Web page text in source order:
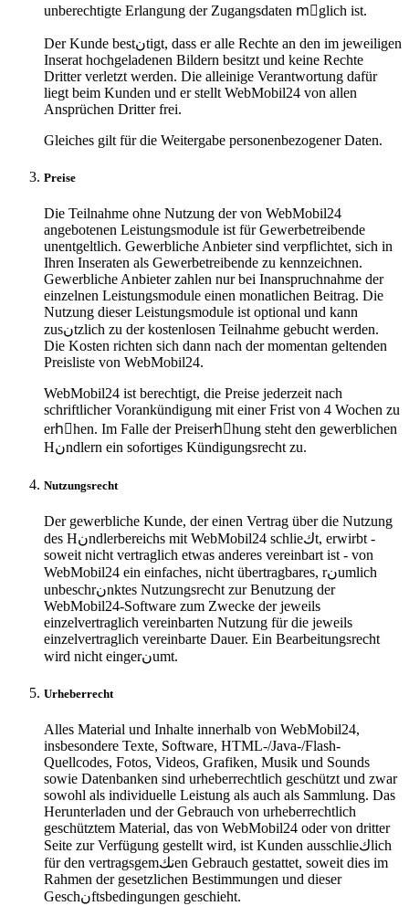
unberechtigte Erlangung der Zugangsdaten mِglich ist.
Der Kunde bestنtigt, dass er alle Rechte an den im jeweiligen
Inserat hochgeladenen Bildern besitzt und keine Rechte
Dritter verletzt werden. Die alleinige Verantwortung dafür
liegt beim Kunden und er stellt WebMobil24 von allen
Ansprüchen Dritter frei.
Gleiches gilt für die Weitergabe personenbezogener Daten.
Preise
Die Teilnahme ohne Nutzung der von WebMobil24
angebotenen Leistungsmodule ist für Gewerbetreibende
unentgeltlich. Gewerbliche Anbieter sind verpflichtet, sich in
Ihren Inseraten als Gewerbetreibende zu kennzeichnen.
Gewerbliche Anbieter zahlen nur bei Inanspruchnahme der
einzelnen Leistungsmodule einen monatlichen Beitrag. Die
Nutzung dieser Leistungsmodule ist optional und kann
zusنtzlich zu der kostenlosen Teilnahme gebucht werden.
Die Kosten richten sich dann nach der momentan geltenden
Preisliste von WebMobil24.
WebMobil24 ist berechtigt, die Preise jederzeit nach
schriftlicher Vorankündigung mit einer Frist von 4 Wochen zu
erhِhen. Im Falle der Preiserhِhung steht den gewerblichen
Hنndlern ein sofortiges Kündigungsrecht zu.
Nutzungsrecht
Der gewerbliche Kunde, der einen Vertrag über die Nutzung
des Hنndlerbereichs mit WebMobil24 schlieكt, erwirbt -
soweit nicht vertraglich etwas anderes vereinbart ist - von
WebMobil24 ein einfaches, nicht übertragbares, rنumlich
unbeschrنnktes Nutzungsrecht zur Benutzung der
WebMobil24-Software zum Zwecke der jeweils
einzelvertraglich vereinbarten Nutzung für die jeweils
einzelvertraglich vereinbarte Dauer. Ein Bearbeitungsrecht
wird nicht eingerنumt.
Urheberrecht
Alles Material und Inhalte innerhalb von WebMobil24,
insbesondere Texte, Software, HTML-/Java-/Flash-
Quellcodes, Fotos, Videos, Grafiken, Musik und Sounds
sowie Datenbanken sind urheberrechtlich geschützt und zwar
sowohl als individuelle Leistung als auch als Sammlung. Das
Herunterladen und der Gebrauch von urheberrechtlich
geschütztem Material, das von WebMobil24 oder von dritter
Seite zur Verfügung gestellt wird, ist Kunden ausschlieكlich
für den vertragsgemنكen Gebrauch gestattet, soweit dies im
Rahmen der gesetzlichen Bestimmungen und dieser
Geschنftsbedingungen geschieht.